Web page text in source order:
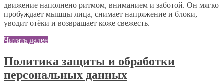
движение наполнено ритмом, вниманием и заботой. Он мягко
пробуждает мышцы лица, снимает напряжение и блоки,
уводит отёки и возвращает коже свежесть.
Читать далее
Политика защиты и обработки
персональных данных